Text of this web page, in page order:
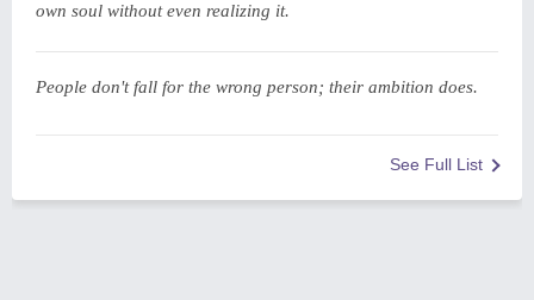
own soul without even realizing it.
People don't fall for the wrong person; their ambition does.
See Full List